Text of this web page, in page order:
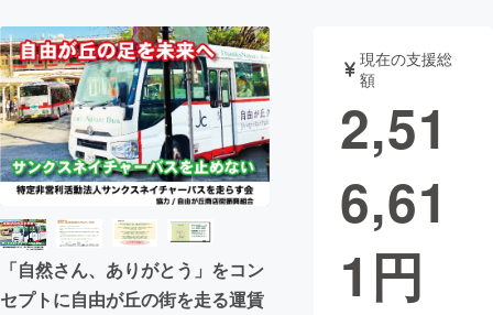
テクノロジー・ガジェット ゲーム・サ
映像・映画 書籍・雑誌
ビジネス・起業
まちづくり・地域活性化
CAMPFIRE for Social Good
CAMPFIRE Creation
「自然さん、ありがとう」をコン
セプトに自由が丘の街を走る運賃
現在の支援総
額
2,51
6,61
1 円